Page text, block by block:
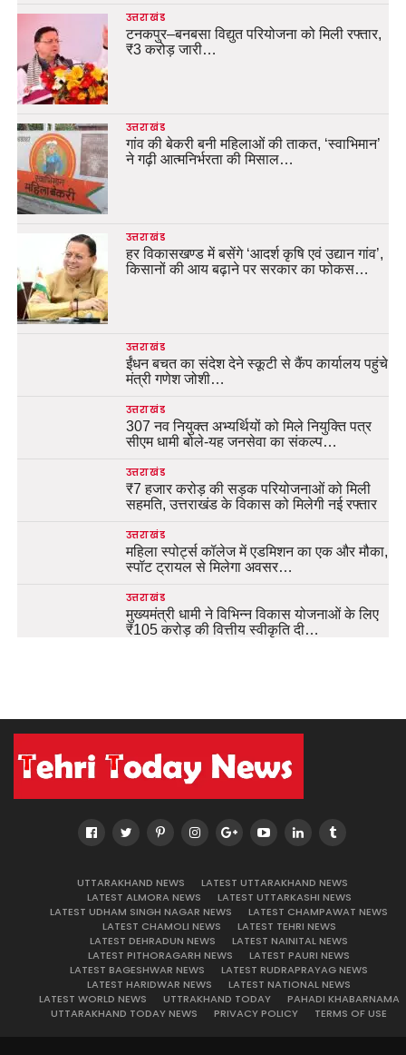
उत्तराखंड
टनकपुर–बनबसा विद्युत परियोजना को मिली रफ्तार,
₹3 करोड़ जारी…
उत्तराखंड
गांव की बेकरी बनी महिलाओं की ताकत, ‘स्वाभिमान’
ने गढ़ी आत्मनिर्भरता की मिसाल…
उत्तराखंड
हर विकासखण्ड में बसेंगे ‘आदर्श कृषि एवं उद्यान गांव’,
किसानों की आय बढ़ाने पर सरकार का फोकस…
उत्तराखंड
ईंधन बचत का संदेश देने स्कूटी से कैंप कार्यालय पहुंचे
मंत्री गणेश जोशी…
उत्तराखंड
307 नव नियुक्त अभ्यर्थियों को मिले नियुक्ति पत्र
सीएम धामी बोले-यह जनसेवा का संकल्प…
उत्तराखंड
₹7 हजार करोड़ की सड़क परियोजनाओं को मिली
सहमति, उत्तराखंड के विकास को मिलेगी नई रफ्तार
उत्तराखंड
महिला स्पोर्ट्स कॉलेज में एडमिशन का एक और मौका,
स्पॉट ट्रायल से मिलेगा अवसर…
उत्तराखंड
मुख्यमंत्री धामी ने विभिन्न विकास योजनाओं के लिए
₹105 करोड़ की वित्तीय स्वीकृति दी…
UTTARAKHAND NEWS
LATEST UTTARAKHAND NEWS
LATEST ALMORA NEWS
LATEST UTTARKASHI NEWS
LATEST UDHAM SINGH NAGAR NEWS
LATEST CHAMPAWAT NEWS
LATEST CHAMOLI NEWS
LATEST TEHRI NEWS
LATEST DEHRADUN NEWS
LATEST NAINITAL NEWS
LATEST PITHORAGARH NEWS
LATEST PAURI NEWS
LATEST BAGESHWAR NEWS
LATEST RUDRAPRAYAG NEWS
LATEST HARIDWAR NEWS
LATEST NATIONAL NEWS
LATEST WORLD NEWS
UTTRAKHAND TODAY
PAHADI KHABARNAMA
UTTARAKHAND TODAY NEWS
PRIVACY POLICY TERMS OF USE